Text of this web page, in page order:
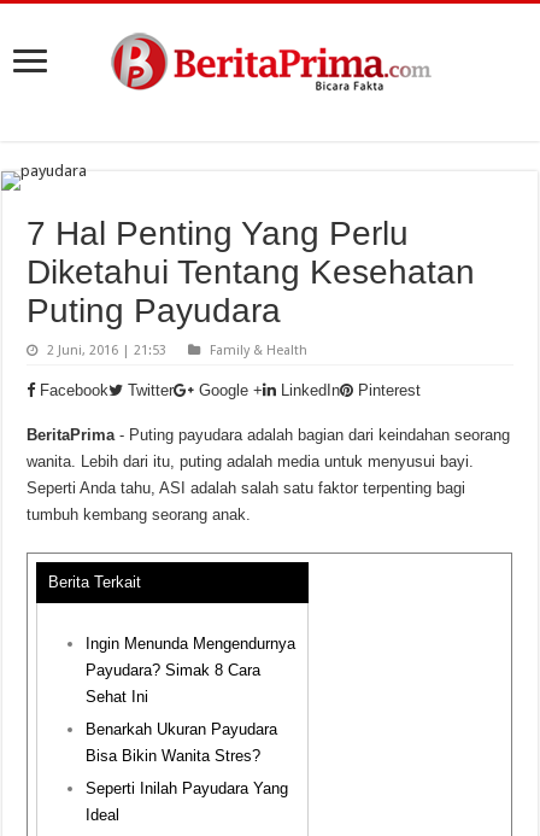
7 Hal Penting Yang Perlu
Diketahui Tentang Kesehatan
Puting Payudara
2 Juni, 2016 | 21:53 Family & Health
Facebook Twitter Google + LinkedIn Pinterest
BeritaPrima - Puting payudara adalah bagian dari keindahan seorang
wanita. Lebih dari itu, puting adalah media untuk menyusui bayi.
Seperti Anda tahu, ASI adalah salah satu faktor terpenting bagi
tumbuh kembang seorang anak.
Berita Terkait
Ingin Menunda Mengendurnya
Payudara? Simak 8 Cara
Sehat Ini
Benarkah Ukuran Payudara
Bisa Bikin Wanita Stres?
Seperti Inilah Payudara Yang
Ideal